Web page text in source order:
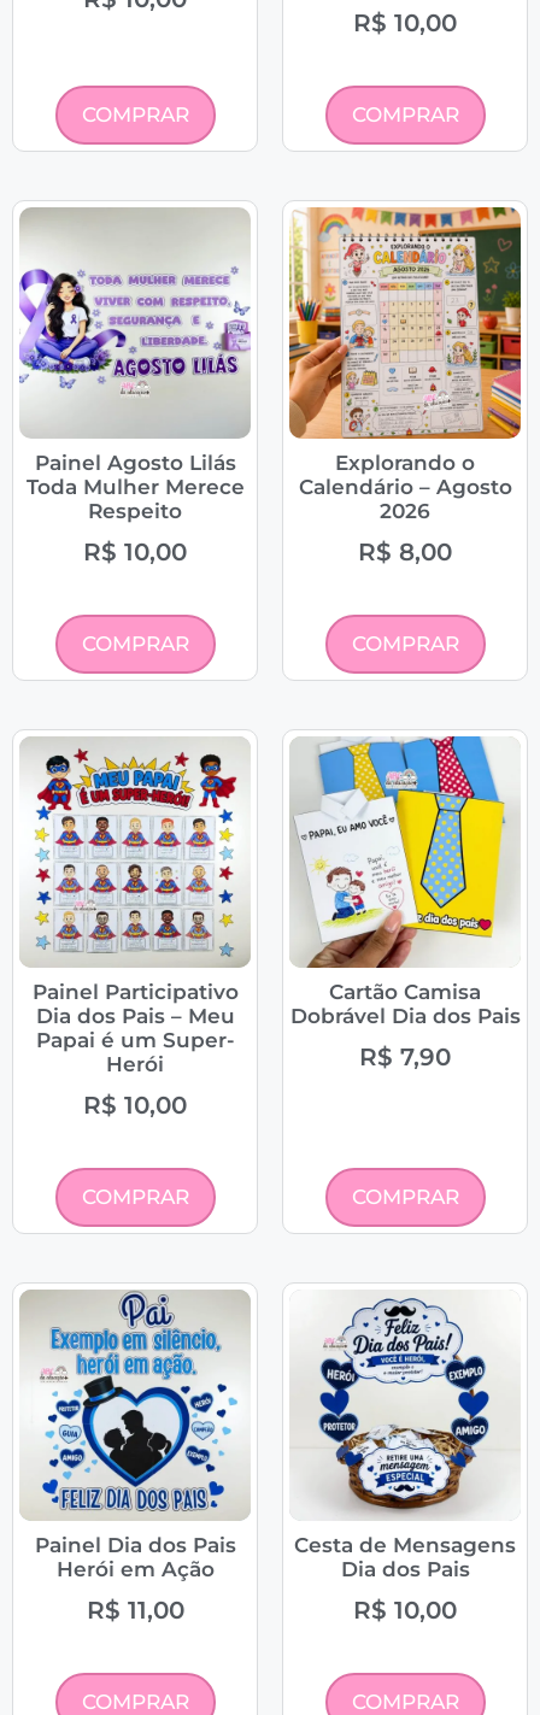
COMPRAR
R$ 10,00
COMPRAR
Painel Agosto Lilás
Toda Mulher Merece
Respeito
R$ 10,00
COMPRAR
Explorando o
Calendário – Agosto
2026
R$ 8,00
COMPRAR
Painel Participativo
Dia dos Pais – Meu
Papai é um Super-
Herói
R$ 10,00
COMPRAR
Cartão Camisa
Dobrável Dia dos Pais
R$ 7,90
COMPRAR
Painel Dia dos Pais
Herói em Ação
R$ 11,00
COMPRAR
Cesta de Mensagens
Dia dos Pais
R$ 10,00
COMPRAR